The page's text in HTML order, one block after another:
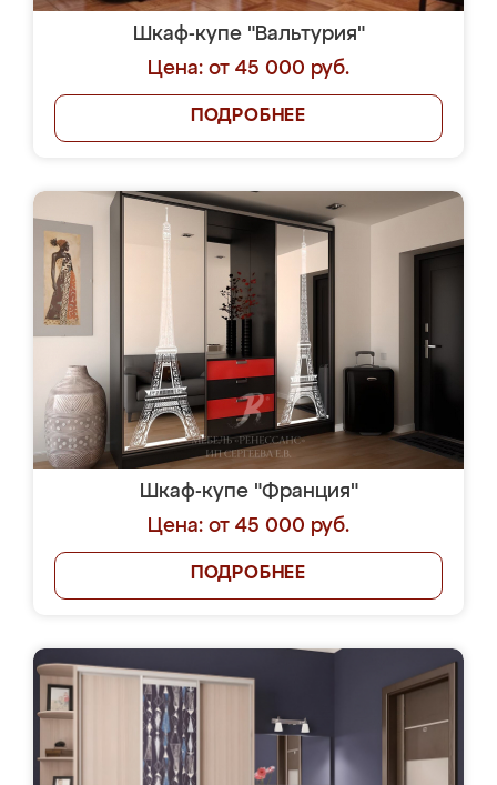
Шкаф-купе "Вальтурия"
Цена: от 45 000 руб.
ПОДРОБНЕЕ
Шкаф-купе "Франция"
Цена: от 45 000 руб.
ПОДРОБНЕЕ